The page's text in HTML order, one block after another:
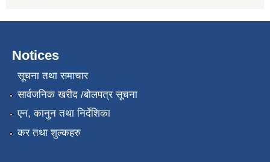
Notices
सूचना तथा समाचार
सार्वजनिक खरीद /बोलपत्र सूचना
एन, कानुन तथा निर्देशिका
कर तथा शुल्कहरु